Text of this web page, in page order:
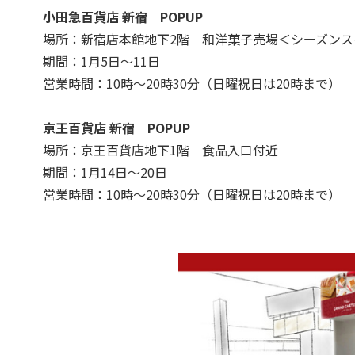
小田急百貨店 新宿 POPUP
場所：新宿店本館地下2階 和洋菓子売場＜シーズン
期間：1月5日～11日
営業時間：10時～20時30分（日曜祝日は20時まで）
京王百貨店 新宿 POPUP
場所：京王百貨店地下1階 食品入口付近
期間：1月14日～20日
営業時間：10時～20時30分（日曜祝日は20時まで）